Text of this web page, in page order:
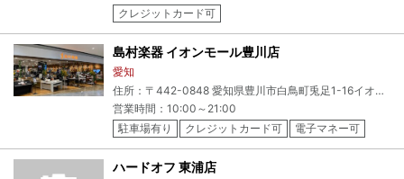
クレジットカード可
島村楽器 イオンモール豊川店
愛知
住所：〒442-0848 愛知県豊川市白鳥町兎足1-16イオンモール豊川 3F
営業時間：10:00～21:00
駐車場有り
クレジットカード可 電子マネー可
ハードオフ 東浦店